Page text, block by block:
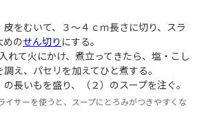
皮をむいて、３～４ｃｍ長さに切り、スラ
めのせん切り にする。
れて火にかけ、煮立ってきたら、塩・こし
調え、パセリを加えてひと煮する。
長いもを盛り、（２）のスープを注ぐ。
イサーを使うと、スープにとろみがつきやすくな